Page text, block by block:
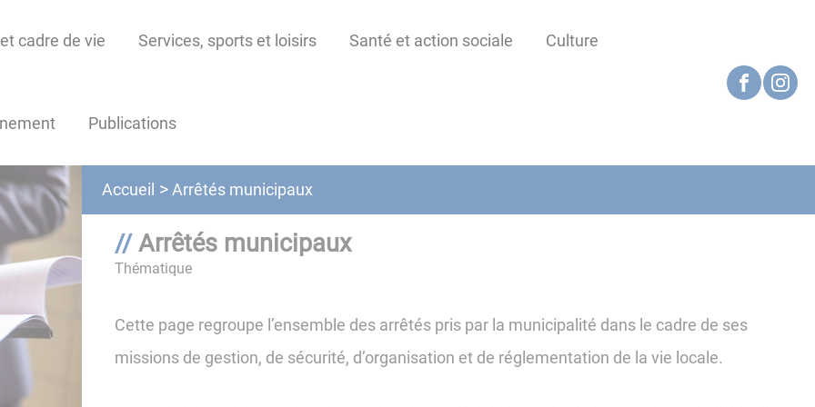
cadre de vie Services, sports et loisirs Santé et action sociale Culture
Publications
Accueil Arrêtés municipaux
Arrêtés municipaux
Thématique
Cette page regroupe l’ensemble des arrêtés pris par la municipalité dans le cadre de ses
missions de gestion, de sécurité, d’organisation et de réglementation de la vie locale.